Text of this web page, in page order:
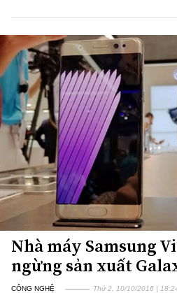
Nhà máy Samsung
ngừng sản xuất
CÔNG NGHỆ Thứ 2, 10/10/2016 |